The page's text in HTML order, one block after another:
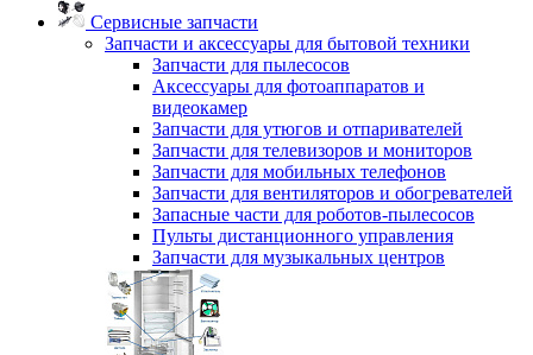
Сервисные запчасти
Запчасти и аксессуары для бытовой техники
Запчасти для пылесосов
Аксессуары для фотоаппаратов и
видеокамер
Запчасти для утюгов и отпаривателей
Запчасти для телевизоров и мониторов
Запчасти для мобильных телефонов
Запчасти для вентиляторов и обогревателей
Запасные части для роботов-пылесосов
Пульты дистанционного управления
Запчасти для музыкальных центров